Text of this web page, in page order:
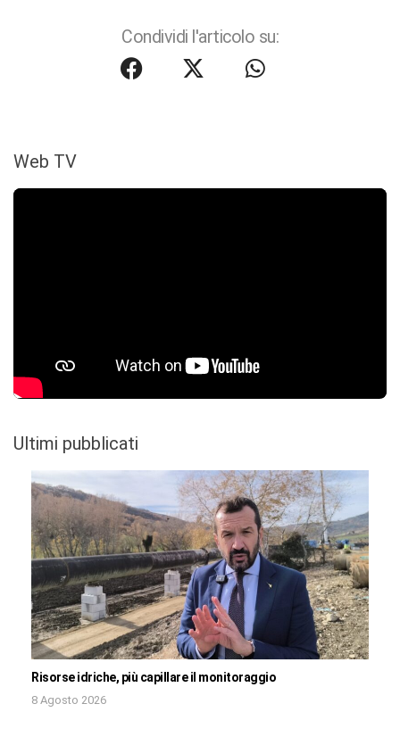
Condividi l'articolo su:
Web TV
Ultimi pubblicati
Risorse idriche, più capillare il monitoraggio
8 Agosto 2026